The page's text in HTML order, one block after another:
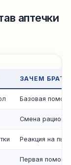
аптечки
ЗАЧЕМ БРАТЬ
Базовая
Смена рациона
Реакция на
Первая помощь